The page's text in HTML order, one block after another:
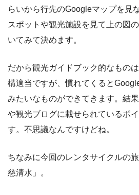
らいから行先のGoogleマップを見
スポットや観光施設を見て上の図
いてみて決めます。
だから観光ガイドブック的なもの
構適当ですが、慣れてくると
みたいなものができてきます。結
や観光ブログに載せられているポ
す。不思議なんですけどね。
ちなみに今回のレンタサイクルの
慈清水」。